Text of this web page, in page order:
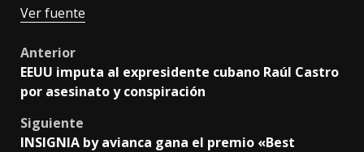
Ver fuente
Post
navigation
Anterior
EEUU imputa al expresidente cubano Raúl Castro
por asesinato y conspiración
Siguiente
INSIGNIA by avianca gana el premio «Best